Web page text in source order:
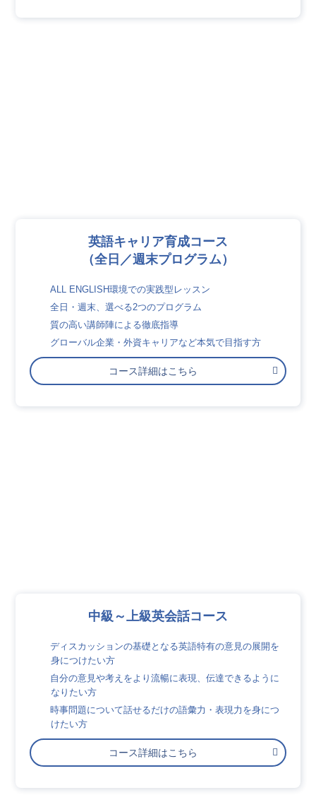
英語キャリア育成コース
（全日／週末プログラム）
ALL ENGLISH環境での実践型レッスン
全日・週末、選べる2つのプログラム
質の高い講師陣による徹底指導
グローバル企業・外資キャリアなど本気で目指す方
コース詳細はこちら
中級～上級英会話コース
ディスカッションの基礎となる英語特有の意見の展開を
身につけたい方
自分の意見や考えをより流暢に表現、伝達できるように
なりたい方
時事問題について話せるだけの語彙力・表現力を身につ
けたい方
コース詳細はこちら